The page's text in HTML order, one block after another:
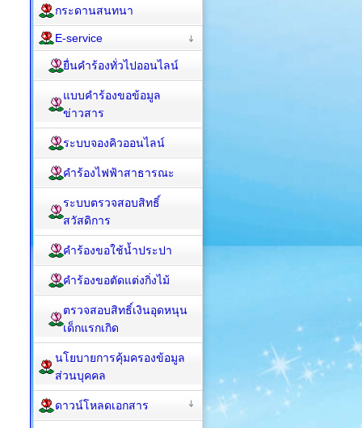
กระดานสนทนา
E-service
ยื่นคำร้องทั่วไปออนไลน์
แบบคำร้องขอข้อมูล
ข่าวสาร
ระบบจองคิวออนไลน์
คำร้องไฟฟ้าสาธารณะ
ระบบตรวจสอบสิทธิ์
สวัสดิการ
คำร้องขอใช้น้ำประปา
คำร้องขอตัดแต่งกิ่งไม้
ตรวจสอบสิทธิ์เงินอุดหนุน
เด็กแรกเกิด
นโยบายการคุ้มครองข้อมูล
ส่วนบุคคล
ดาวน์โหลดเอกสาร